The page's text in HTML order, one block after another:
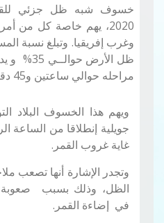
خسوف شبه ظل جزئي
2020، يهم خاصة كل من
وغرب إفريقيا.وتبلغ نسبة
ظل الأرض حوالــي 35
%و
مراحله حوالي ساعتين و45 دقيقة.
غاية غروب القمر.
وتجدر الإشارة أنها تصعب
الظل، وذلك بسبب صعوبة
في إضاءة القمر.